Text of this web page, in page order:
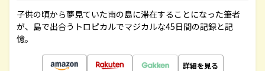
子供の頃から夢見ていた南の島に滞在することになった筆者
が、島で出合うトロピカルでマジカルな45日間の記録と記
憶。
詳細を見る